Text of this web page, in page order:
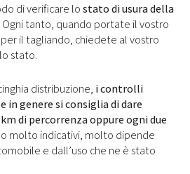
di verificare lostato di usura della
Ogni tanto, quando portate il vostro
il tagliando, chiedete al vostro
stato.
distribuzione, i controlli
in genere si consiglia di dare
di percorrenza oppure ogni due
molto indicativi, molto dipende
e dall’uso che ne è stato